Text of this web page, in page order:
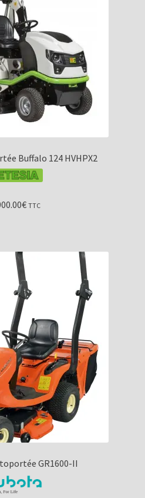
Buffalo 124 HVHPX2
€ TTC
GR1600-II